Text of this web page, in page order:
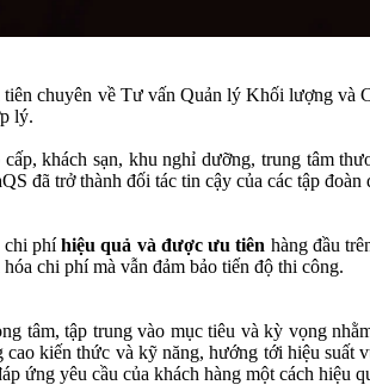
chuyên về Tư vấn Quản lý Khối lượng
lý.
khách sạn, khu nghỉ dưỡng, trung tâm
đã trở thành đối tác tin cậy của các tập đoàn
chi phíhiệu quả và được ưu tiên hàng đầu
chi phí mà vẫn đảm bảo tiến độ thi công.
tâm, tập trung vào mục tiêu và kỳ vọng
kiến thức và kỹ năng, hướng tới hiệu
ứng yêu cầu của khách hàng một cách hiệu